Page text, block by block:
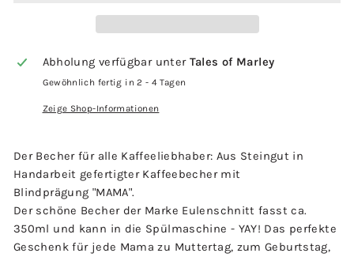
Abholung verfügbar unter Tales of Marley
Gewöhnlich fertig in 2 - 4 Tagen
Zeige Shop-Informationen
Der Becher für alle Kaffeeliebhaber: Aus Steingut in
Handarbeit gefertigter Kaffeebecher mit
Blindprägung "MAMA".
Der schöne Becher der Marke Eulenschnitt fasst ca.
350ml und kann in die Spülmaschine - YAY! Das perfekte
Geschenk für jede Mama zu Muttertag, zum Geburtstag,